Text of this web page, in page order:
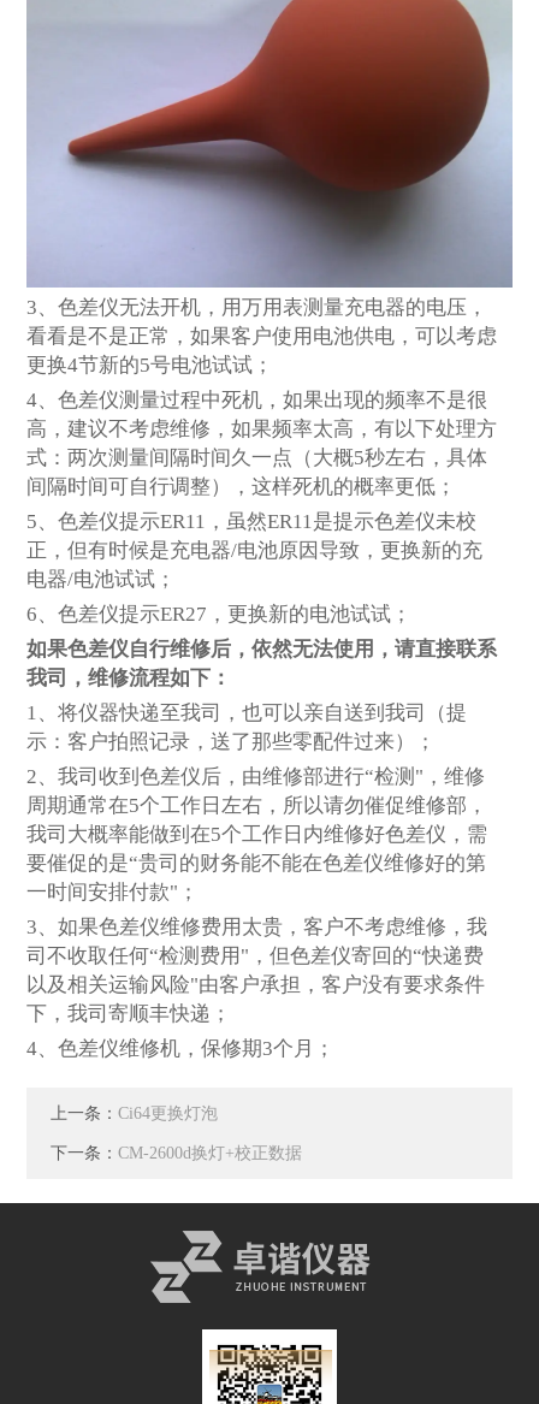
3、色差仪无法开机，用万用表测量充电器的电压，
看看是不是正常，如果客户使用电池供电，可以考虑
更换4节新的5号电池试试；
4、色差仪测量过程中死机，如果出现的频率不是很
高，建议不考虑维修，如果频率太高，有以下处理方
式：两次测量间隔时间久一点（大概5秒左右，具体
间隔时间可自行调整），这样死机的概率更低；
5、色差仪提示ER11，虽然ER11是提示色差仪未校
正，但有时候是充电器/电池原因导致，更换新的充
电器/电池试试；
6、色差仪提示ER27，更换新的电池试试；
如果色差仪自行维修后，依然无法使用，请直接联系
我司，维修流程如下：
1、将仪器快递至我司，也可以亲自送到我司（提
示：客户拍照记录，送了那些零配件过来）；
2、我司收到色差仪后，由维修部进行“检测"，维修
周期通常在5个工作日左右，所以请勿催促维修部，
我司大概率能做到在5个工作日内维修好色差仪，需
要催促的是“贵司的财务能不能在色差仪维修好的第
一时间安排付款"；
3、如果色差仪维修费用太贵，客户不考虑维修，我
司不收取任何“检测费用"，但色差仪寄回的“快递费
以及相关运输风险"由客户承担，客户没有要求条件
下，我司寄顺丰快递；
4、色差仪维修机，保修期3个月；
上一条：Ci64更换灯泡
下一条：CM-2600d换灯+校正数据